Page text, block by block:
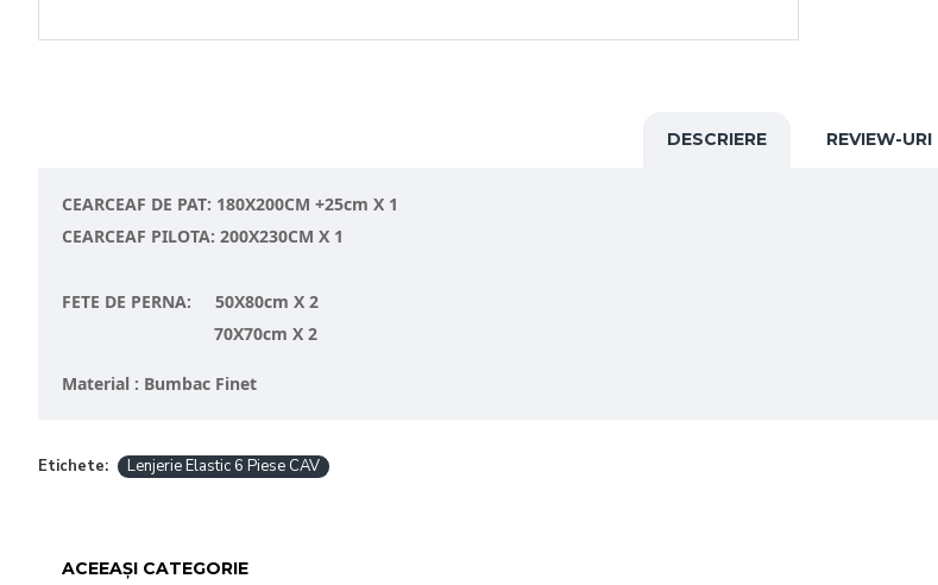
DESCRIERE REVIEW-URI
CEARCEAF DE PAT: 180X200CM +25cm X 1
CEARCEAF PILOTA: 200X230CM X 1
FETE DE PERNA: 50X80cm X 2
70X70cm X 2
Material : Bumbac Finet
Etichete: Lenjerie Elastic 6 Piese CAV
ACEEAȘI CATEGORIE